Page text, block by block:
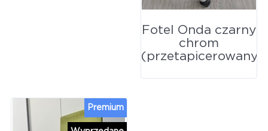
Fotel Onda czarny
chrom
(przetapicerowany)
Premium